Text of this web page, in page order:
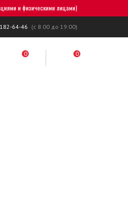
и физическими лицами)
64-46 (с 8:00 до 19:00)
0 0